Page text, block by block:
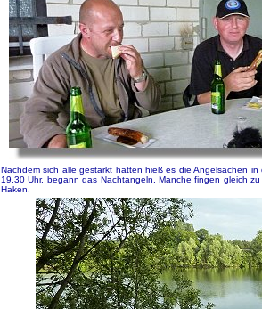
Nachdem sich alle gestärkt hatten hieß es die Angelsachen
19.30 Uhr, begann das Nachtangeln. Manche fingen gleich
Haken.